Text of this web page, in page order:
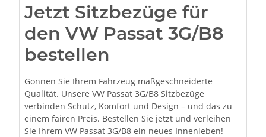
Jetzt Sitzbezüge für
den VW Passat 3G/B8
bestellen
Gönnen Sie Ihrem Fahrzeug maßgeschneiderte
Qualität. Unsere VW Passat 3G/B8 Sitzbezüge
verbinden Schutz, Komfort und Design – und das zu
einem fairen Preis. Bestellen Sie jetzt und verleihen
Sie Ihrem VW Passat 3G/B8 ein neues Innenleben!